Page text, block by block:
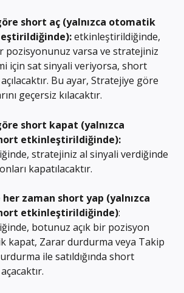
short aç (yalnızca otomatik
etkinleştirildiğinde,
pozisyonunuz varsa ve stratejiniz
için sat sinyali veriyorsa, short
Bu ayar, Stratejiye göre
geçersiz kılacaktır.
short kapat (yalnızca
etkinleştirildiğinde):
stratejiniz al sinyali verdiğinde
kapatılacaktır.
her zaman short yap (yalnızca
etkinleştirildiğinde):
botunuz açık bir pozisyon
kapat, Zarar durdurma veya Takip
ile satıldığında short